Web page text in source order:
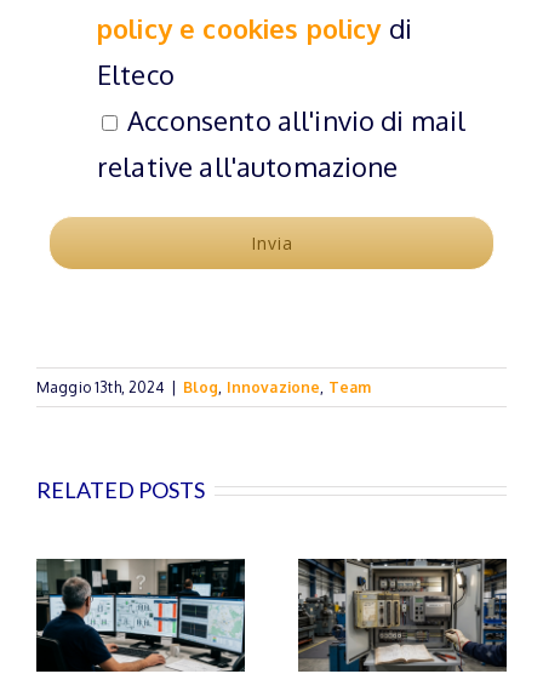
policy e cookies policy di
Elteco
Acconsento all'invio di mail
relative all'automazione
Maggio 13th, 2024 | Blog Innovazione Team
RELATED POSTS